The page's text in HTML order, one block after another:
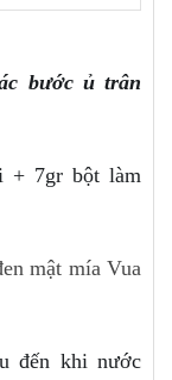
bước ủ trân
+ 7gr bột làm
mật mía Vua
đến khi nước